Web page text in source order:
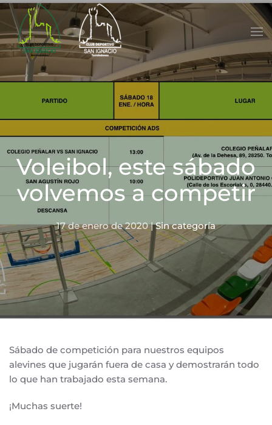
Skip to main content
Voleibol, este sábado
volvemos a competir
17 de enero de 2020|Sin categoría
Sábado de competición para nuestros equipos
alevines que jugarán fuera de casa y demostrarán todo
lo que han trabajado esta semana.
¡Muchas suerte!